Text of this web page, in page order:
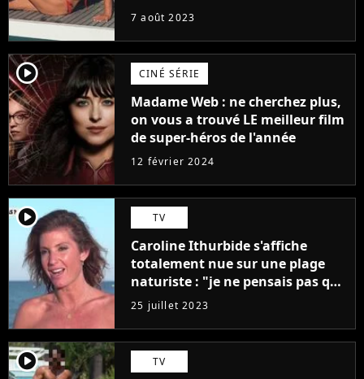
7 août 2023
player2 CINÉ SÉRIE
Madame Web : ne cherchez plus,
on vous a trouvé LE meilleur film
de super-héros de l'année
12 février 2024
player2 TV
Caroline Ithurbide s'affiche
totalement nue sur une plage
naturiste : "je ne pensais pas que
j'arriverais à le faire..."
25 juillet 2023
player2 TV